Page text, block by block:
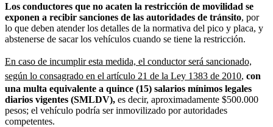
Los conductores que no acaten la restricción de movilidad se
exponen a recibir sanciones de las autoridades de tránsito, por
lo que deben atender los detalles de la normativa del pico y placa, y
abstenerse de sacar los vehículos cuando se tiene la restricción.
En caso de incumplir esta medida, el conductor será sancionado,
según lo consagrado en el artículo 21 de la Ley 1383 de 2010, con
una multa equivalente a quince (15) salarios mínimos legales
diarios vigentes (SMLDV), es decir, aproximadamente $500.000
pesos; el vehículo podría ser inmovilizado por autoridades
competentes.